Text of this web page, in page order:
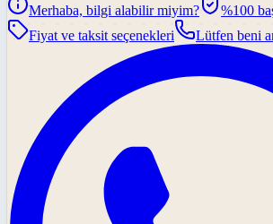
Merhaba, bilgi alabilir miyim?
%100
Fiyat ve taksit seçenekleri
Lütfen beni